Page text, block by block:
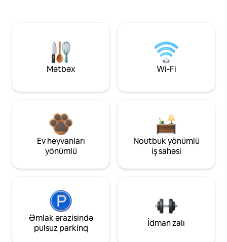
Mətbəx Wi-Fi
Ev heyvanları
yönümlü
Noutbuk yönümlü
iş sahəsi
Əmlak ərazisində
pulsuz parkinq
İdman zalı